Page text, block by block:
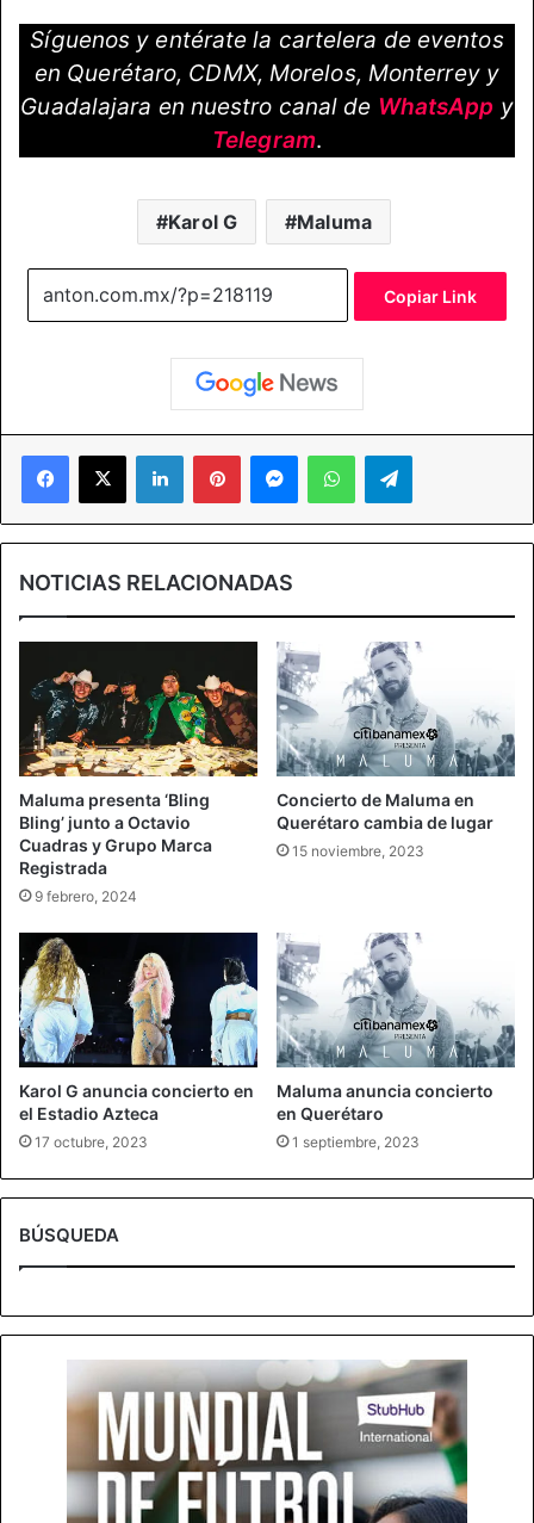
Síguenos y entérate la cartelera de eventos
en Querétaro, CDMX, Morelos, Monterrey y
Guadalajara en nuestro canal de WhatsApp y
Telegram.
Karol G Maluma
Copiar Link
Facebook
X LinkedInPinterestMessengerWhatsAppTelegram
NOTICIAS RELACIONADAS
Maluma presenta ‘Bling
Bling’ junto a Octavio
Cuadras y Grupo Marca
Registrada
9 febrero, 2024
Concierto de Maluma en
Querétaro cambia de lugar
15 noviembre, 2023
Karol G anuncia concierto en
el Estadio Azteca
17 octubre, 2023
Maluma anuncia concierto
en Querétaro
1 septiembre, 2023
BÚSQUEDA